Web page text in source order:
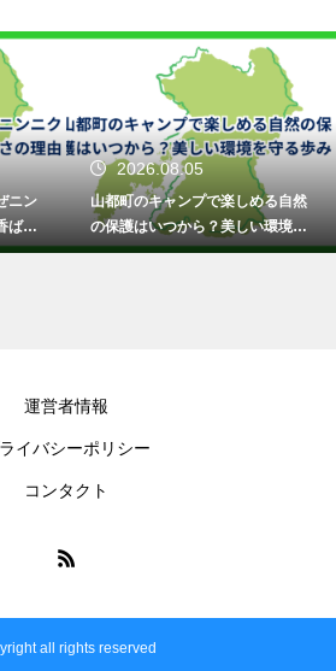
ニン
ばし
2026.08.05
山都町のキャンプで楽しめる自然
の保護はいつから？美しい環境を
守る歩み
運営者情報
イバシーポリシー
コンタクト
all rights reserved